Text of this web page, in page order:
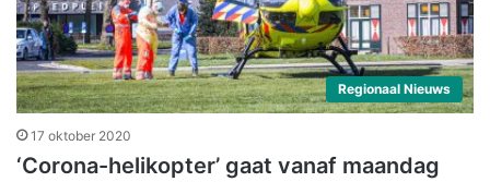
Regionaal Nieuws
17 oktober 2020
‘Corona-helikopter’ gaat vanaf maandag